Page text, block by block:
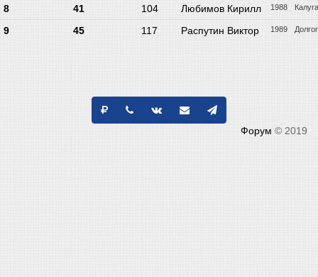
8 41 104 Любимов Кирилл 1988 Калуга
9 45 117 Распутин Виктор 1989
Форум © 2019